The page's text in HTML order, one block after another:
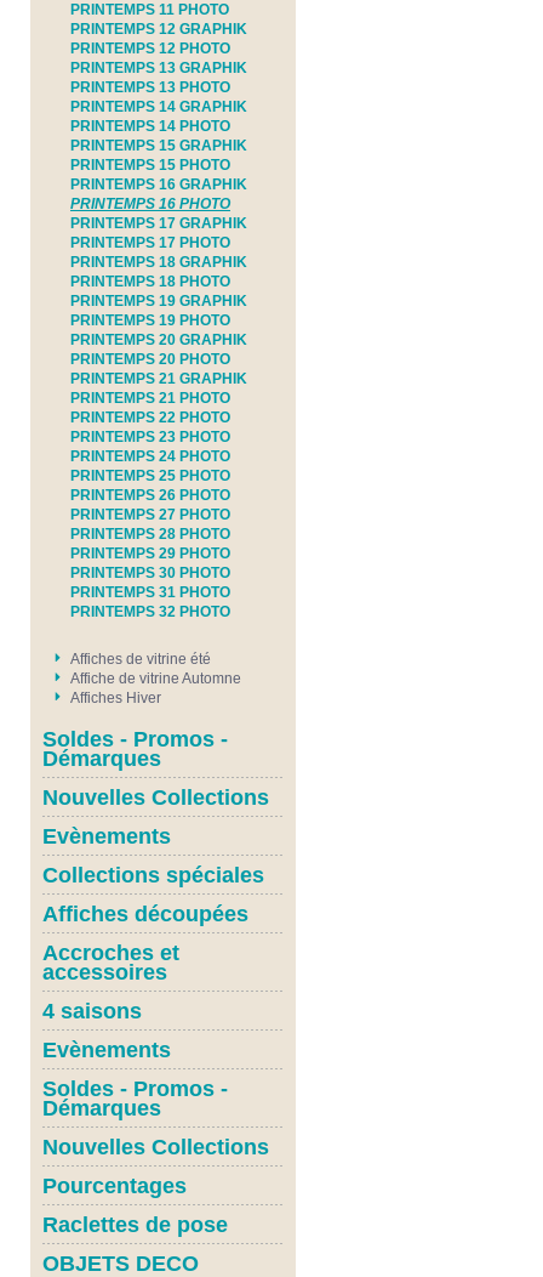
PRINTEMPS 11 PHOTO
PRINTEMPS 12 GRAPHIK
PRINTEMPS 12 PHOTO
PRINTEMPS 13 GRAPHIK
PRINTEMPS 13 PHOTO
PRINTEMPS 14 GRAPHIK
PRINTEMPS 14 PHOTO
PRINTEMPS 15 GRAPHIK
PRINTEMPS 15 PHOTO
PRINTEMPS 16 GRAPHIK
PRINTEMPS 16 PHOTO
PRINTEMPS 17 GRAPHIK
PRINTEMPS 17 PHOTO
PRINTEMPS 18 GRAPHIK
PRINTEMPS 18 PHOTO
PRINTEMPS 19 GRAPHIK
PRINTEMPS 19 PHOTO
PRINTEMPS 20 GRAPHIK
PRINTEMPS 20 PHOTO
PRINTEMPS 21 GRAPHIK
PRINTEMPS 21 PHOTO
PRINTEMPS 22 PHOTO
PRINTEMPS 23 PHOTO
PRINTEMPS 24 PHOTO
PRINTEMPS 25 PHOTO
PRINTEMPS 26 PHOTO
PRINTEMPS 27 PHOTO
PRINTEMPS 28 PHOTO
PRINTEMPS 29 PHOTO
PRINTEMPS 30 PHOTO
PRINTEMPS 31 PHOTO
PRINTEMPS 32 PHOTO
Affiches de vitrine été
Affiche de vitrine Automne
Affiches Hiver
Soldes - Promos -
Démarques
Nouvelles Collections
Evènements
Collections spéciales
Affiches découpées
Accroches et
accessoires
4 saisons
Evènements
Soldes - Promos -
Démarques
Nouvelles Collections
Pourcentages
Raclettes de pose
OBJETS DECO